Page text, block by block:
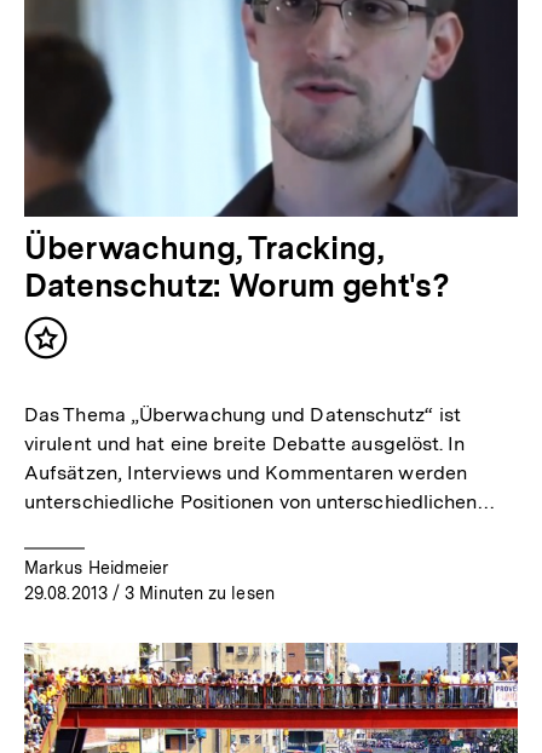
Überwachung, Tracking,
Datenschutz: Worum geht's?
Inhalt
Das Thema „Überwachung und Datenschutz“ ist
virulent und hat eine breite Debatte ausgelöst. In
Aufsätzen, Interviews und Kommentaren werden
unterschiedliche Positionen von unterschiedlichen…
Markus Heidmeier
29.08.2013/ 3 Minuten zu lesen